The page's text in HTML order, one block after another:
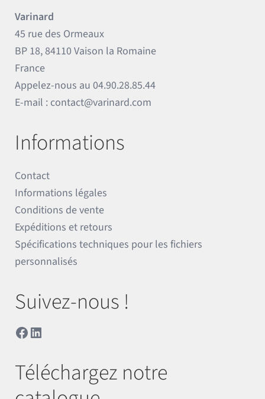
Varinard
45 rue des Ormeaux
BP 18, 84110 Vaison la Romaine
France
Appelez-nous au04.90.28.85.44
E-mail : contact@varinard.com
Informations
Contact
Informations légales
Conditions de vente
Expéditions et retours
Spécifications techniques pour les fichiers
personnalisés
Suivez-nous !
Facebook
LinkedIn
Téléchargez notre